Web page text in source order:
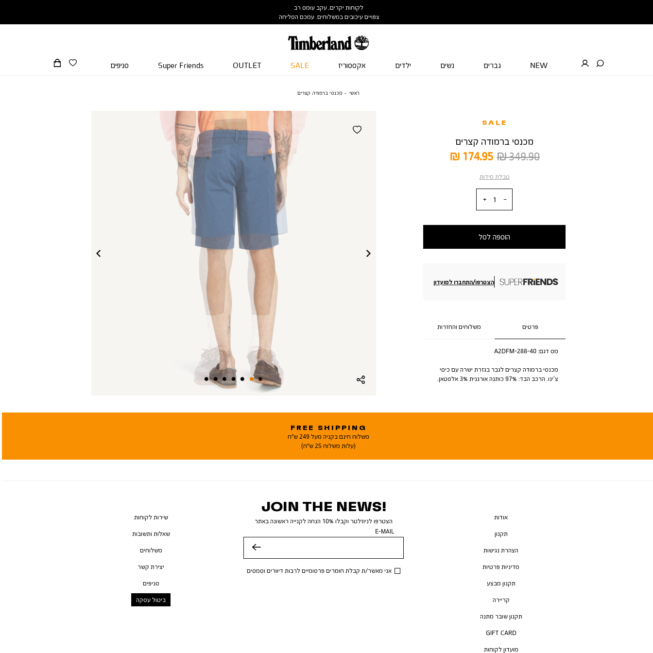
לקוחות יקרים, עקב עומס רב
צפויים עיכובים במשלוחים. עמכם הסליחה
NEW גברים נשים ילדים אקססוריז SALE
OUTLET
Super Friends סניפים
ראשי מכנסי ברמודה קצרים
SALE
מכנסי ברמודה קצרים
מחיר
174.95 ₪
מחיר
349.90 ₪
טבלת מידות
הוספה לסל
הצטרפו/התחברו למועדון
פרטים משלוחים והחזרות
מס דגם:A2DFM-288-40
מכנסי ברמודה קצרים לגבר בגזרת ישרה עם כיסי
צ’ינו. הרכב הבד: 97% כותנה אורגנית 3% אלסטאן.
FREE SHIPPING
משלוח חינם בקניה מעל 249 ש"ח
(עלות משלוח 25 ש"ח)
JOIN THE NEWS!
הצטרפו לניוזלטר וקבלו 10% הנחה לקנייה ראשונה באתר
E-MAIL
אני מאשר/ת קבלת חומרים פרסומיים לרבות דיוורים וסמסים
אודות
תקנון
הצהרת נגישות
מדיניות פרטיות
תקנון מבצע
קריירה
תקנון שובר מתנה
GIFT CARD
מועדון לקוחות
שירות לקוחות
שאלות ותשובות
משלוחים
יצירת קשר
סניפים
ביטול עסקה